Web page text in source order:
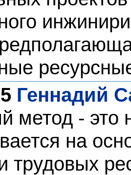
Геннадий
метод - это
на
трудовых